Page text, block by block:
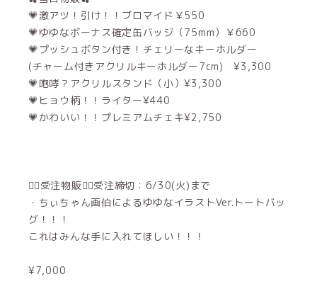
💗激アツ！引け！！ブロマイド￥550
💗ゆゆなボーナス確定缶バッジ（75mm）￥660
💗プッシュボタン付き！チェリーなキーホルダー
(チャーム付きアクリルキーホルダー7cm) ¥3,300
💗咆哮？アクリルスタンド（小）¥3,300
💗ヒョウ柄！！ライター¥440
💗かわいい！！プレミアムチェキ¥2,750
❤️‍🔥受注物販❤️‍🔥受注締切：6/30(火)まで
・ちぃちゃん画伯によるゆゆなイラストVer.トートバッ
グ！！！
これはみんな手に入れてほしい！！！
¥7,000